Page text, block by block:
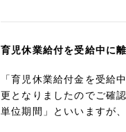
育児休業給付を受給中に
「育児休業給付金を受給
更となりましたのでご確
単位期間」といいますが